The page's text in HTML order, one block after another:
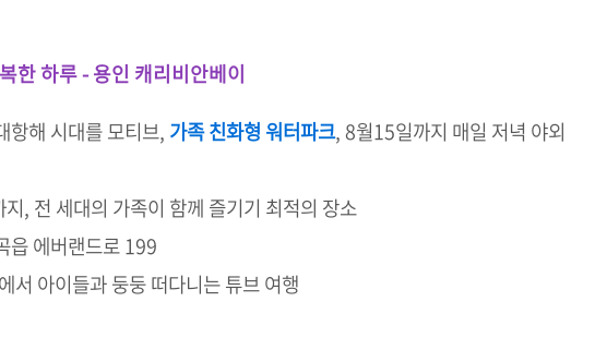
한 하루 - 용인 캐리비안베이
항해 시대를 모티브, 가족 친화형 워터파크, 8월15일까지 매일 저녁 야외
, 전 세대의 가족이 함께 즐기기 최적의 장소
읍 에버랜드로 199
서 아이들과 둥둥 떠다니는 튜브 여행